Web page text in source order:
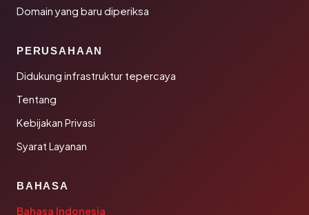
Domain yang baru diperiksa
PERUSAHAAN
Didukung infrastruktur tepercaya
Tentang
Kebijakan Privasi
Syarat Layanan
BAHASA
Bahasa Indonesia